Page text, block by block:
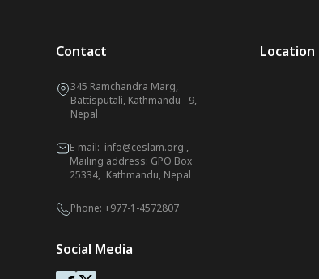
Contact
345 Ramchandra Marg,
Battisputali, Kathmandu - 9,
Nepal
E-mail: info@ceslam.org ,
Mailing address: GPO Box
25334, Kathmandu, Nepal
Phone: +977-1-4572807
Social Media
Location